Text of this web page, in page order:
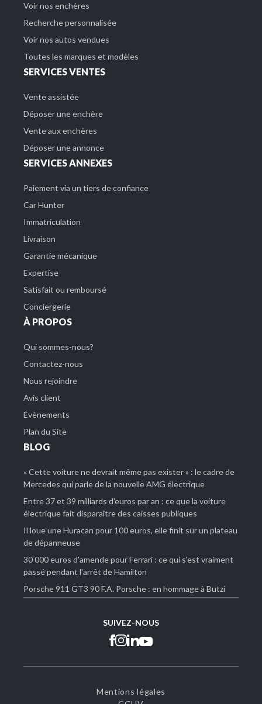
Voir nos enchères
Recherche personnalisée
Voir nos autos vendues
Toutes les marques et modèles
SERVICES VENTES
Vente assistée
Déposer une enchère
Vente aux enchères
Déposer une annonce
SERVICES ANNEXES
Paiement via un tiers de confiance
Car Hunter
Immatriculation
Livraison
Garantie mécanique
Expertise
Satisfait ou remboursé
Conciergerie
À PROPOS
Qui sommes-nous?
Contactez-nous
Nous rejoindre
Avis client
Évènements
Plan du Site
BLOG
« Cette voiture ne devrait même pas exister » : le cadre de
Mercedes qui parle de la nouvelle AMG électrique
Entre 37 et 39 milliards d'euros par an : ce que la voiture
électrique fait disparaître des caisses publiques
Il loue une Huracan pour 100 euros, elle finit sur un plateau
de dépanneuse
30 000 euros d'amende pour Ferrari : ce qui s'est vraiment
passé pendant l'arrêt de Hamilton
Porsche 911 GT3 90 F.A. Porsche : en hommage à Butzi
SUIVEZ-NOUS
Mentions légales